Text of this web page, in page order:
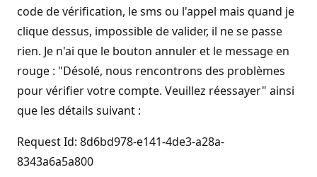
code de vérification, le sms ou l'appel mais quand je
clique dessus, impossible de valider, il ne se passe
rien. Je n'ai que le bouton annuler et le message en
rouge : "Désolé, nous rencontrons des problèmes
pour vérifier votre compte. Veuillez réessayer" ainsi
que les détails suivant :
Request Id: 8d6bd978-e141-4de3-a28a-
8343a6a5a800